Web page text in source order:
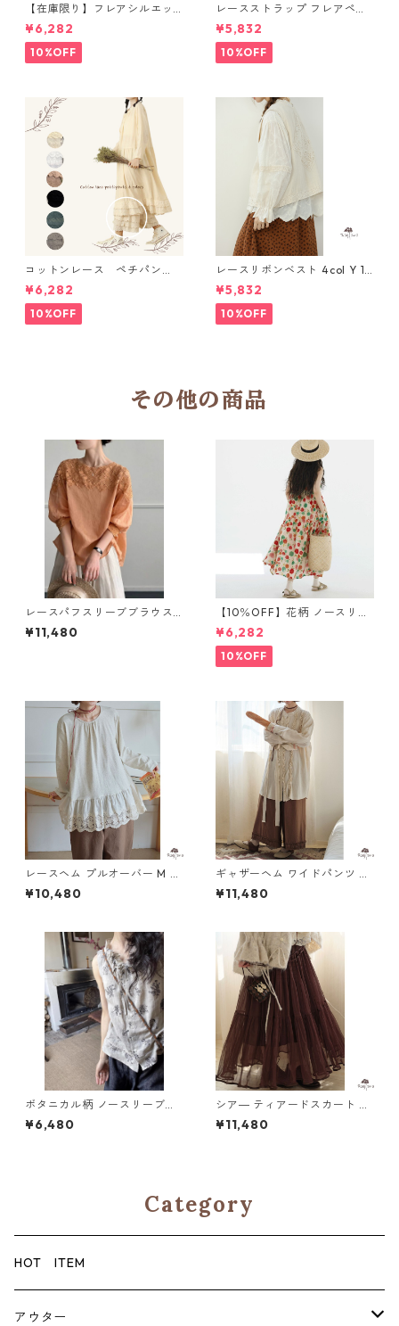
【在庫限り】フレアシルエッ
ト キャミワンピース 2col N
WP123
¥6,282
10%OFF
レースストラップ フレアペチ
パンツ Y 10925
¥5,832
10%OFF
コットンレース ペチパン
ツ 6 colors R2020131
¥6,282
10%OFF
レースリボンベスト 4col Y 111
15
¥5,832
10%OFF
その他の商品
レースパフスリーブブラウス2
col H 260123
¥11,480
【10％OFF】花柄 ノースリー
ブワンピース 10768
¥6,282
10%OFF
レースヘム プルオーバー M 25
0417
¥10,480
ギャザーヘム ワイドパンツ M
3col 250397
¥11,480
ボタニカル柄 ノースリーブブ
ラウス H 260121
¥6,480
シア― ティアードスカート M
2col 250413
¥11,480
Category
HOT ITEM
アウター